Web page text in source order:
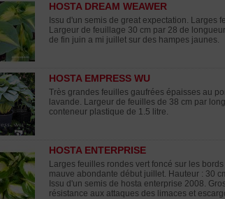
HOSTA DREAM WEAWER
Issu d'un semis de great expectation.
Largeur de feuillage 30 cm par 28 de
de fin juin a mi juillet sur des hampes jaunes.
HOSTA EMPRESS WU
Très grandes feuilles gaufrées épaisses au
lavande. Largeur de feuilles de 38 cm par
conteneur plastique de 1.5 litre.
HOSTA ENTERPRISE
Larges feuilles rondes vert foncé sur les
mauve abondante début juillet. Hauteur : 30
Issu d'un semis de hosta enterprise 2008.
résistance aux attaques des limaces et